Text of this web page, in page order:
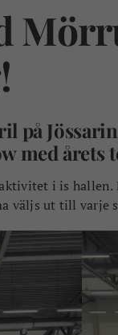
på
med årets
i is hallen.
väljs ut till varje